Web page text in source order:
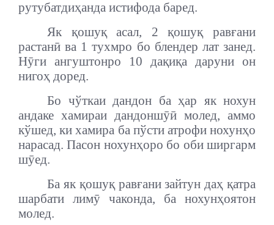
рутубатдиҳанда истифода баред.
Як қошуқ асал, 2 қошуқ равғани
растанӣ ва 1 тухмро бо блендер лат занед.
Нӯги ангуштонро 10 дақиқа даруни он
нигоҳ доред.
Бо чўткаи дандон ба ҳар як нохун
андаке хамираи дандоншӯӣ молед, аммо
кўшед, ки хамира ба пўсти атрофи нохунҳо
нарасад. Пасон нохунҳоро бо оби ширгарм
шӯед.
Ба як қошуқ равғани зайтун даҳ қатра
шарбати лимӯ чаконда, ба нохунҳоятон
молед.